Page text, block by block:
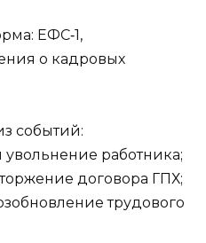
ЕФС‑1,
о кадровых
событий:
работника;
договора ГПХ;
трудового